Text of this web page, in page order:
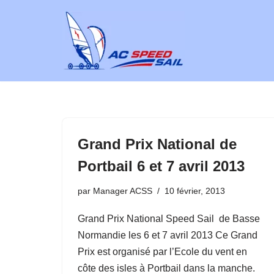
Grand Prix National de
Portbail 6 et 7 avril 2013
par Manager ACSS 10 février, 2013
Grand Prix National Speed Sail de Basse
Normandie les 6 et 7 avril 2013 Ce Grand
Prix est organisé par l’Ecole du vent en
côte des isles à Portbail dans la manche.